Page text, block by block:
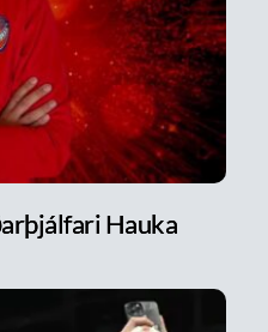
Hauka